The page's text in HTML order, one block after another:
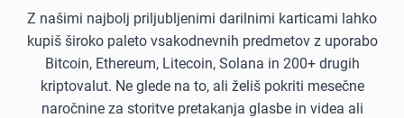
Z našimi najbolj priljubljenimi darilnimi karticami lahko
kupiš široko paleto vsakodnevnih predmetov z uporabo
Bitcoin, Ethereum, Litecoin, Solana in 200+ drugih
kriptovalut. Ne glede na to, ali želiš pokriti mesečne
naročnine za storitve pretakanja glasbe in videa ali